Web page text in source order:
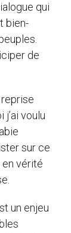
qui
bien-
de
j’ai voulu
sur ce
en vérité
un enjeu